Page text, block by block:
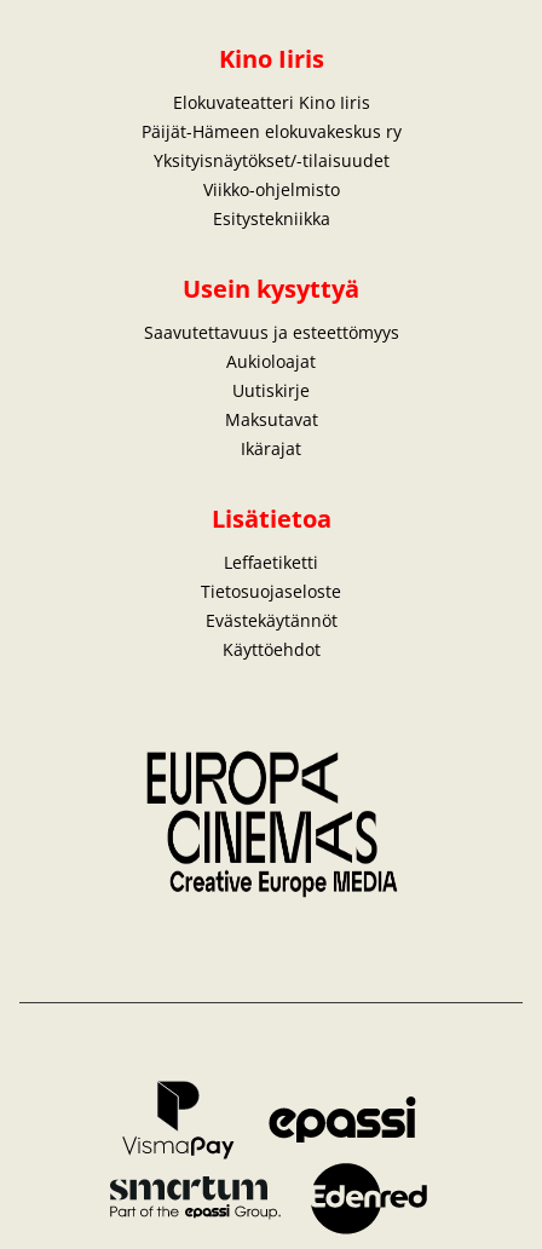
Kino Iiris
Elokuvateatteri Kino Iiris
Päijät-Hämeen elokuvakeskus ry
Yksityisnäytökset/-tilaisuudet
Viikko-ohjelmisto
Esitystekniikka
Usein kysyttyä
Saavutettavuus ja esteettömyys
Aukioloajat
Uutiskirje
Maksutavat
Ikärajat
Lisätietoa
Leffaetiketti
Tietosuojaseloste
Evästekäytännöt
Käyttöehdot